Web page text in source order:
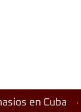
en Cuba